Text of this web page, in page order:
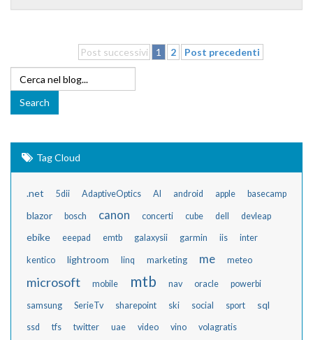
Post successivi 1 2 Post precedenti
Tag Cloud
.net 5dii AdaptiveOptics AI android apple basecamp
blazor bosch canon concerti cube dell devleap
ebike eeepad emtb galaxysii garmin iis inter
kentico lightroom linq marketing me meteo
microsoft mobile mtb nav oracle powerbi
samsung SerieTv sharepoint ski social sport sql
ssd tfs twitter uae video vino volagratis